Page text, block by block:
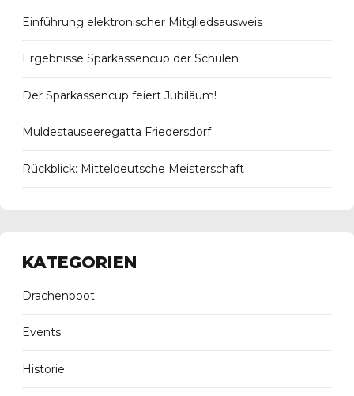
Einführung elektronischer Mitgliedsausweis
Ergebnisse Sparkassencup der Schulen
Der Sparkassencup feiert Jubiläum!
Muldestauseeregatta Friedersdorf
Rückblick: Mitteldeutsche Meisterschaft
KATEGORIEN
Drachenboot
Events
Historie